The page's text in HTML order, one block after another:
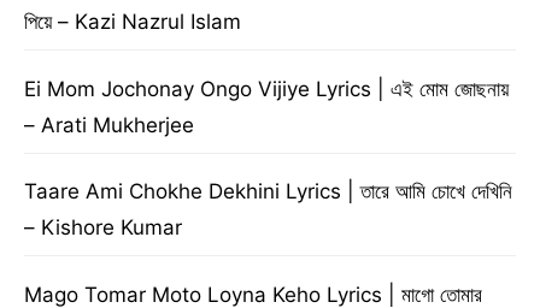
পিয়ে – Kazi Nazrul Islam
Ei Mom Jochonay Ongo Vijiye Lyrics | এই মোম জোছনায়
– Arati Mukherjee
Taare Ami Chokhe Dekhini Lyrics | তারে আমি চোখে দেখিনি
– Kishore Kumar
Mago Tomar Moto Loyna Keho Lyrics | মাগো তোমার